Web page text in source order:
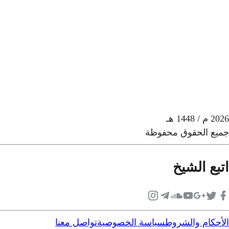
2026 م / 1448 هـ
جميع الحقوق محفوظة
اتبع الشيخ
الأحكام والشروطسياسة الخصوصيةتواصل معنا